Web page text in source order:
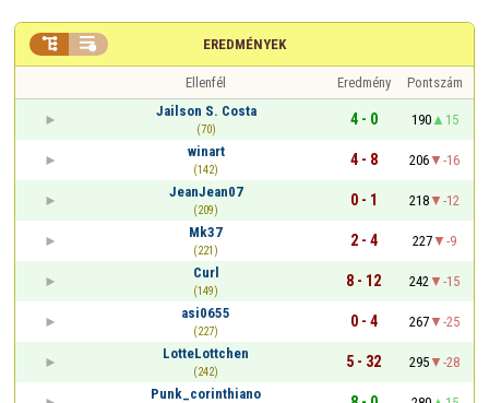
EREDMÉNYEK
 
Ellenfél Eredmény
Pontszám
Jailson S. Costa
(70)
4 - 0 190
15
winart
(142)
4 - 8 206
-16
JeanJean07
(209)
0 - 1 218
-12
Mk37
(221)
2 - 4 227
-9
Curl
(149)
8 - 12 242
-15
asi0655
(227)
0 - 4 267
-25
LotteLottchen
(242)
5 - 32 295
-28
Punk_corinthiano